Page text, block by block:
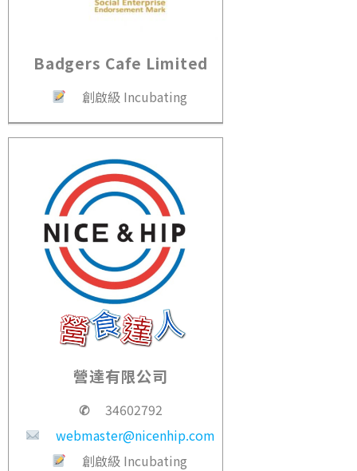
Badgers Cafe Limited
創啟級 Incubating
營達有限公司
✆
34602792
webmaster@nicenhip.com
創啟級 Incubating